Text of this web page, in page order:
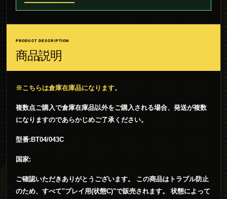
PRODUCT DESCRIPTION
商品説明
※こちらは倉庫在庫品になります。
複数点ご購入で倉庫在庫品以外をご購入される場合、発送が複数
になりますのであらかじめご了承ください。
型番:BT04/043C
国家:
ご確認いただきありがとうございます。 この商品はトラブル防止
のため、すべて"プレイ用(状態C)"で販売されます。 状態によって